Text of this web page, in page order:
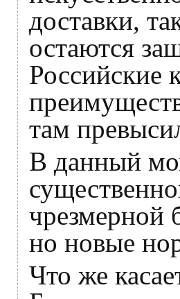
доставки,
остаются
Российские
там
В данный
чрезмерной
но новые
Что же